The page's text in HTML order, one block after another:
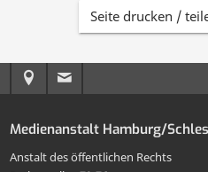
Seite drucken /
Anreise
MA an
Medienanstalt Hamburg/
Anstalt des öffentlichen Rechts